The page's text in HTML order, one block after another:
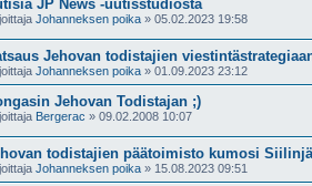
JP News -uutisstudiosta
Johanneksen poika » 05.02.2023 19:58
Jehovan todistajien
Johanneksen poika » 01.09.2023 23:12
Jehovan Todistajan ;)
Bergerac » 09.02.2008 10:07
todistajien päätoimisto kumosi
Johanneksen poika » 15.08.2023 09:51